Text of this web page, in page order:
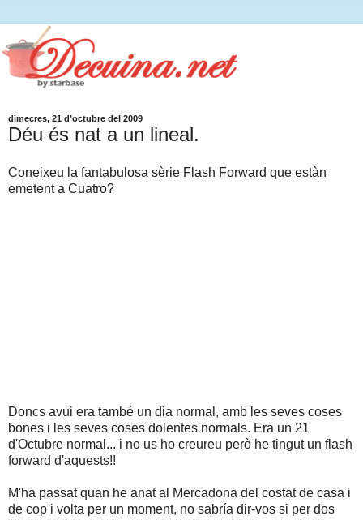
dimecres, 21 d’octubre del 2009
Déu és nat a un lineal.
Coneixeu la fantabulosa sèrie Flash Forward que estàn
emetent a Cuatro?
Doncs avui era també un dia normal, amb les seves coses
bones i les seves coses dolentes normals. Era un 21
d'Octubre normal... i no us ho creureu però he tingut un flash
forward d'aquests!!
M'ha passat quan he anat al Mercadona del costat de casa i
de cop i volta per un moment, no sabría dir-vos si per dos